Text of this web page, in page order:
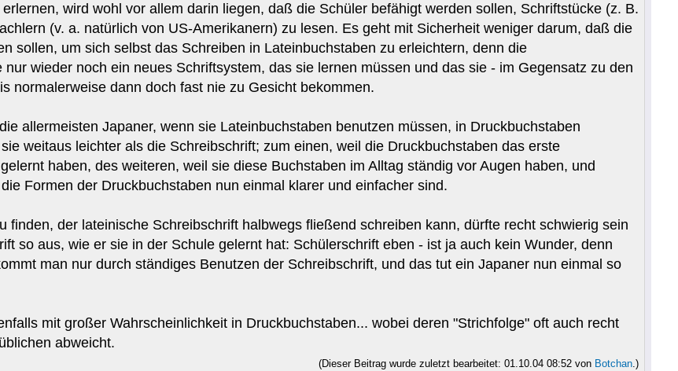
wird wohl vor allem darin liegen, daß die Schüler befähigt werden sollen, Schriftstücke (z. B.
(v. a. natürlich von US-Amerikanern) zu lesen. Es geht mit Sicherheit weniger darum, daß die
sollen, um sich selbst das Schreiben in Lateinbuchstaben zu erleichtern, denn die
wieder noch ein neues Schriftsystem, das sie lernen müssen und das sie - im Gegensatz zu den
normalerweise dann doch fast nie zu Gesicht bekommen.
allermeisten Japaner, wenn sie Lateinbuchstaben benutzen müssen, in Druckbuchstaben
weitaus leichter als die Schreibschrift; zum einen, weil die Druckbuchstaben das erste
haben, des weiteren, weil sie diese Buchstaben im Alltag ständig vor Augen haben, und
Formen der Druckbuchstaben nun einmal klarer und einfacher sind.
finden, der lateinische Schreibschrift halbwegs fließend schreiben kann, dürfte recht schwierig sein
so aus, wie er sie in der Schule gelernt hat: Schülerschrift eben - ist ja auch kein Wunder, denn
man nur durch ständiges Benutzen der Schreibschrift, und das tut ein Japaner nun einmal so
mit großer Wahrscheinlichkeit in Druckbuchstaben... wobei deren "Strichfolge" oft auch recht
abweicht.
(Dieser Beitrag wurde zuletzt bearbeitet: 01.10.04 08:52 von Botchan.)